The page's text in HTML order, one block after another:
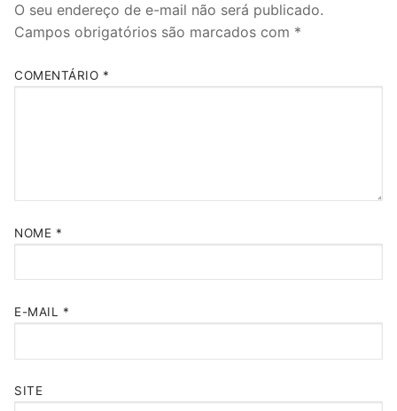
O seu endereço de e-mail não será publicado.
Campos obrigatórios são marcados com *
COMENTÁRIO *
NOME *
E-MAIL *
SITE